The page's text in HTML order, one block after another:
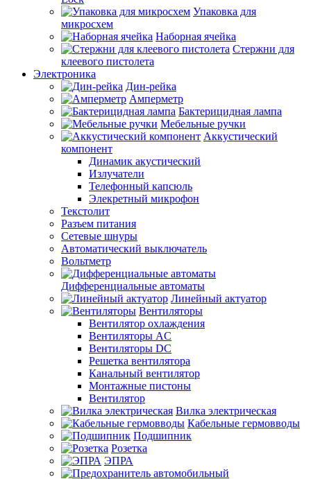
Упаковка для
микросхем
Наборная ячейка
Стержни для
клеевого пистолета
Электроника
Дин-рейка
Амперметр
Бактерицидная лампа
Мебельные ручки
Аккустический
компонент
Динамик акустический
Излучатели
Телефонный капсюль
Элекретный микрофон
Текстолит
Разъем питания
Сетевые шнуры
Автоматический выключатель
Вольтметр
Дифференциальные автоматы
Линейный актуатор
Вентиляторы
Вентилятор охлаждения
Вентиляторы AC
Вентиляторы DC
Решетка вентилятора
Канальный вентилятор
Монтажные пистоны
Вентилятор
Вилка электрическая
Кабельные гермовводы
Подшипник
Розетка
ЭПРА